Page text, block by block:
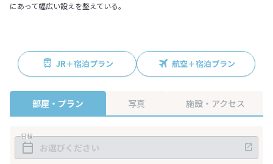
にあって幅広い設えを整えている。
JR＋宿泊プラン 航空＋宿泊プラン
部屋・プラン 写真 施設・アクセス
日程